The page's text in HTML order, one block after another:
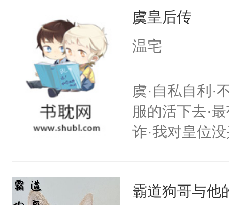
爱那一卦的？
狗。什么？姐
在背后做推波
亲？那不行，
内，并打算狠
混蛋。小狼狗
从人人欺压到
自己和他们再
信，终于如愿
虞皇后传
温宅
虞·自私自利·
服的活下去·
诈·我对皇位
重生开挂把自
霸道狗哥与他